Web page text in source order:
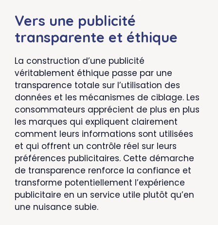
Vers une publicité
transparente et éthique
La construction d’une publicité
véritablement éthique passe par une
transparence totale sur l’utilisation des
données et les mécanismes de ciblage. Les
consommateurs apprécient de plus en plus
les marques qui expliquent clairement
comment leurs informations sont utilisées
et qui offrent un contrôle réel sur leurs
préférences publicitaires. Cette démarche
de transparence renforce la confiance et
transforme potentiellement l’expérience
publicitaire en un service utile plutôt qu’en
une nuisance subie.